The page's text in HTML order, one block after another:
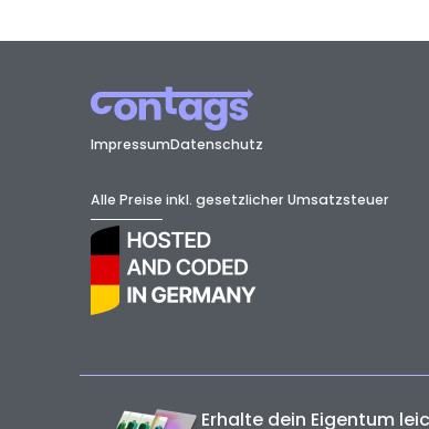
ImpressumDatenschutz
Alle Preise inkl. gesetzlicher Umsatzsteuer
Erhalte dein Eigentum